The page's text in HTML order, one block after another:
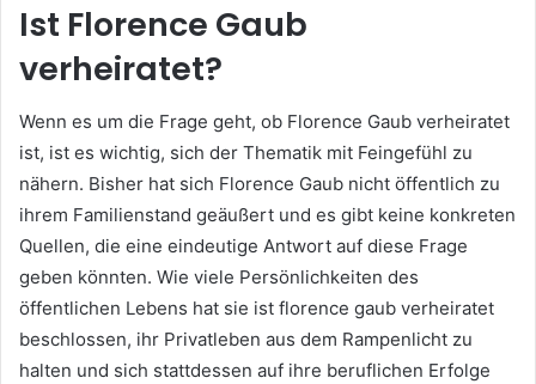
Ist Florence Gaub
verheiratet?
Wenn es um die Frage geht, ob Florence Gaub verheiratet
ist, ist es wichtig, sich der Thematik mit Feingefühl zu
nähern. Bisher hat sich Florence Gaub nicht öffentlich zu
ihrem Familienstand geäußert und es gibt keine konkreten
Quellen, die eine eindeutige Antwort auf diese Frage
geben könnten. Wie viele Persönlichkeiten des
öffentlichen Lebens hat sie ist florence gaub verheiratet
beschlossen, ihr Privatleben aus dem Rampenlicht zu
halten und sich stattdessen auf ihre beruflichen Erfolge